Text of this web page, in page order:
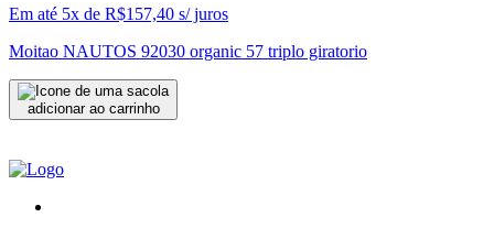
Em até 5x de R$157,40 s/ juros
Moitao NAUTOS 92030 organic 57 triplo giratorio
adicionar ao carrinho